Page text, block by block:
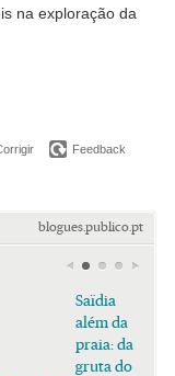
na exploração da
Feedback
blogues.publico.pt
Saïdia
além da
praia: da
gruta do